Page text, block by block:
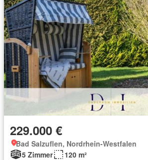
229.000 €
Bad Salzuflen, Nordrhein-Westfalen
5 Zimmer
120 m²